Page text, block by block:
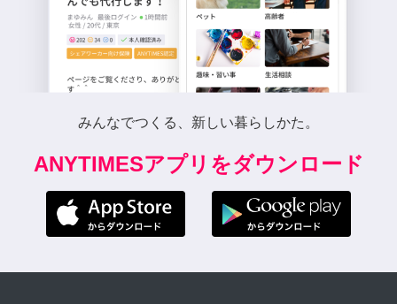
みんなでつくる、新しい暮らしかた。
ANYTIMESアプリをダウンロード